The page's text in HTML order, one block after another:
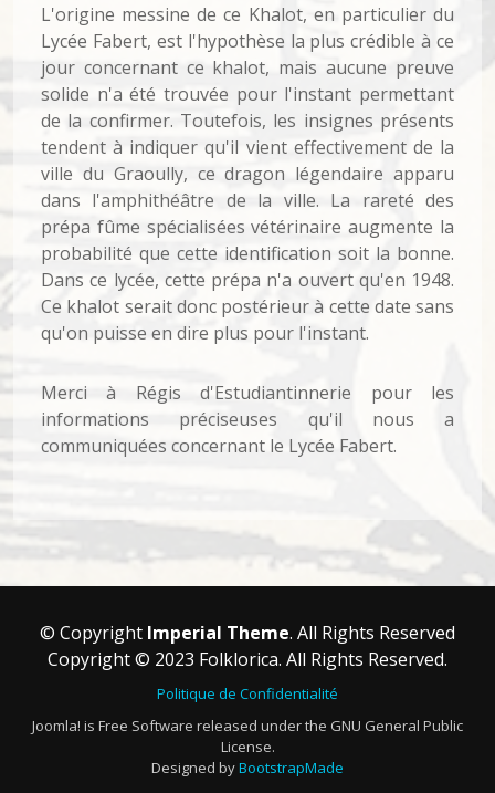
L'origine messine de ce Khalot, en particulier du
Lycée Fabert, est l'hypothèse la plus crédible à ce
jour concernant ce khalot, mais aucune preuve
solide n'a été trouvée pour l'instant permettant
de la confirmer. Toutefois, les insignes présents
tendent à indiquer qu'il vient effectivement de la
ville du Graoully, ce dragon légendaire apparu
dans l'amphithéâtre de la ville. La rareté des
prépa fûme spécialisées vétérinaire augmente la
probabilité que cette identification soit la bonne.
Dans ce lycée, cette prépa n'a ouvert qu'en 1948.
Ce khalot serait donc postérieur à cette date sans
qu'on puisse en dire plus pour l'instant.
Merci à Régis d'Estudiantinnerie pour les
informations préciseuses qu'il nous a
communiquées concernant le Lycée Fabert.
© Copyright Imperial Theme. All Rights Reserved
Copyright © 2023 Folklorica. All Rights Reserved.
Politique de Confidentialité
Joomla! is Free Software released under the GNU General Public
License.
Designed byBootstrapMade